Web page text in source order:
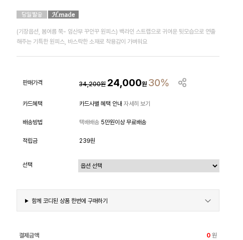
(기장옵션, 봄여름 쭉- 임산부 꾸안꾸 원피스) 백라인 스트랩으로 귀여운 뒷모습으로 연출
해주는 기특한 원피스, 바스락한 소재로 착용감이 가벼워요
판매가격 34,200원 24,000원 30%
카드혜택 카드사별 혜택 안내 자세히 보기
배송방법 택배배송 5만원이상 무료배송
적립금 239원
선택
함께 코디된 상품 한번에 구매하기
결제금액 0 원